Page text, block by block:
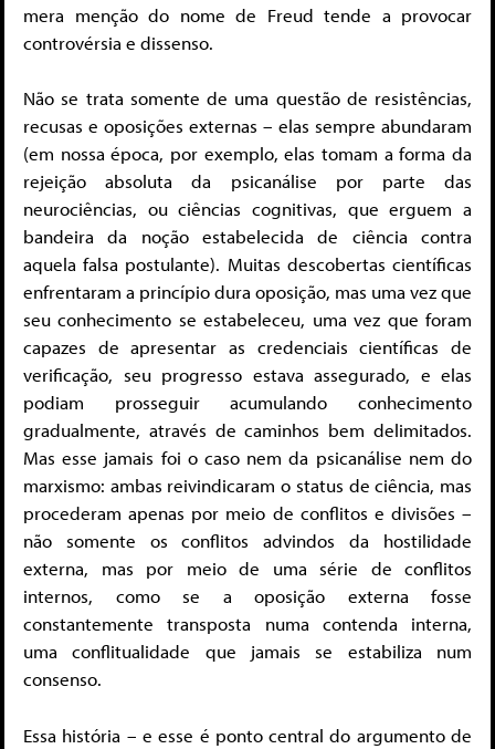
mera menção do nome de Freud tende a provocar
controvérsia e dissenso.
Não se trata somente de uma questão de resistências,
recusas e oposições externas – elas sempre abundaram
(em nossa época, por exemplo, elas tomam a forma da
rejeição absoluta da psicanálise por parte das
neurociências, ou ciências cognitivas, que erguem a
bandeira da noção estabelecida de ciência contra
aquela falsa postulante). Muitas descobertas científicas
enfrentaram a princípio dura oposição, mas uma vez que
seu conhecimento se estabeleceu, uma vez que foram
capazes de apresentar as credenciais científicas de
verificação, seu progresso estava assegurado, e elas
podiam prosseguir acumulando conhecimento
gradualmente, através de caminhos bem delimitados.
Mas esse jamais foi o caso nem da psicanálise nem do
marxismo: ambas reivindicaram o status de ciência, mas
procederam apenas por meio de conflitos e divisões –
não somente os conflitos advindos da hostilidade
externa, mas por meio de uma série de conflitos
internos, como se a oposição externa fosse
constantemente transposta numa contenda interna,
uma conflitualidade que jamais se estabiliza num
consenso.
Essa história – e esse é ponto central do argumento de